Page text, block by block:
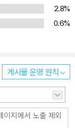
2.8%
0.6%
게시물 운영 원칙